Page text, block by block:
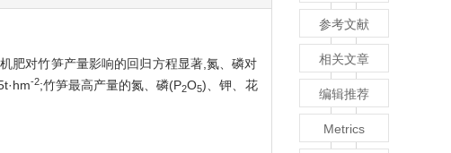
肥对竹笋产量影响的回归方程显著,氮、磷对
-2;竹笋最高产量的氮、磷(P2O5)、钾、花
参考文献
相关文章
编辑推荐
Metrics